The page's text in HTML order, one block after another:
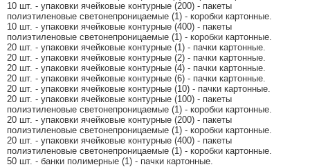
10 шт. - упаковки ячейковые контурные (200) - пакеты
полиэтиленовые светонепроницаемые (1) - коробки картонные.
10 шт. - упаковки ячейковые контурные (400) - пакеты
полиэтиленовые светонепроницаемые (1) - коробки картонные.
20 шт. - упаковки ячейковые контурные (1) - пачки картонные.
20 шт. - упаковки ячейковые контурные (2) - пачки картонные.
20 шт. - упаковки ячейковые контурные (4) - пачки картонные.
20 шт. - упаковки ячейковые контурные (6) - пачки картонные.
20 шт. - упаковки ячейковые контурные (10) - пачки картонные.
20 шт. - упаковки ячейковые контурные (100) - пакеты
полиэтиленовые светонепроницаемые (1) - коробки картонные.
20 шт. - упаковки ячейковые контурные (200) - пакеты
полиэтиленовые светонепроницаемые (1) - коробки картонные.
20 шт. - упаковки ячейковые контурные (400) - пакеты
полиэтиленовые светонепроницаемые (1) - коробки картонные.
50 шт. - банки полимерные (1) - пачки картонные.